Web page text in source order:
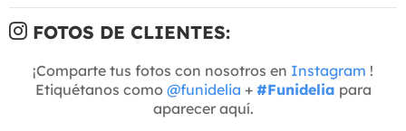
FOTOS DE CLIENTES:
¡Comparte tus fotos con nosotros en Instagram !
Etiquétanos como @funidelia + #Funidelia para
aparecer aquí.